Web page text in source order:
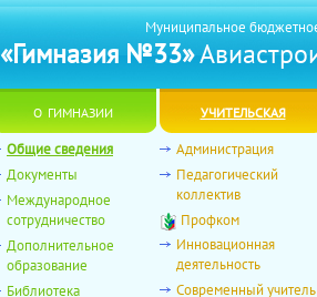
Муниципальное
«Гимназия №33»
о гимназии учительская
Общие сведения
Документы
Международное
сотрудничество
Дополнительное
образование
Библиотека
Администрация
Педагогический
коллектив
Профком
Инновационная
деятельность
Современный учитель